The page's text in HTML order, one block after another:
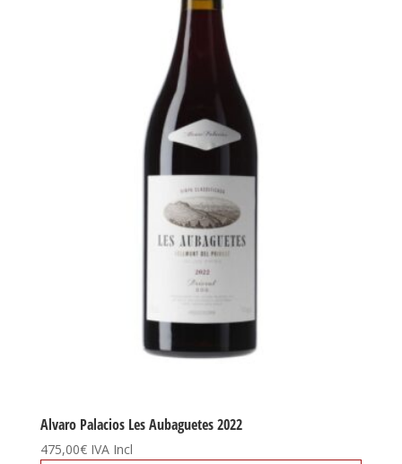
Alvaro Palacios Les Aubaguetes 2022
475,00€ IVA Incl